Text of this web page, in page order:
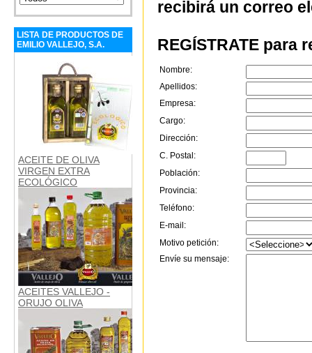
LISTA DE PRODUCTOS DE
EMILIO VALLEJO, S.A.
ACEITE DE OLIVA
VIRGEN EXTRA
ECOLÓGICO
ACEITES VALLEJO -
ORUJO OLIVA
recibirá un correo
REGÍSTRATE para
Nombre:
Apellidos:
Empresa:
Cargo:
Dirección:
C. Postal:
Población:
Provincia:
Teléfono:
E-mail:
Motivo petición:
Envíe su mensaje: